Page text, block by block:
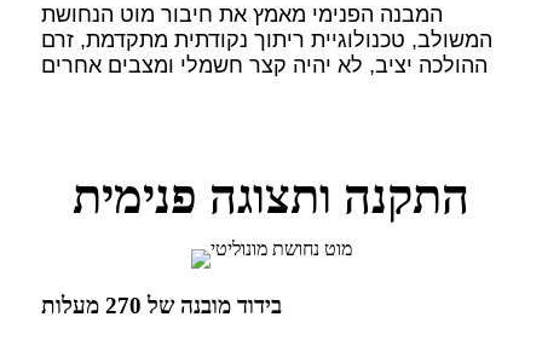
המבנה הפנימי מאמץ את חיבור מוט הנחושת
המשולב, טכנולוגיית ריתוך נקודתית מתקדמת, זרם
ההולכה יציב, לא יהיה קצר חשמלי ומצבים אחרים
התקנה ותצוגה פנימית
בידוד מובנה של 270 מעלות